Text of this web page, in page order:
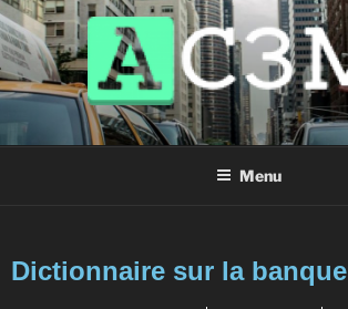
AC3M
Annuaire des meilleurs sites à visiter !
Menu
Dictionnaire sur la banque